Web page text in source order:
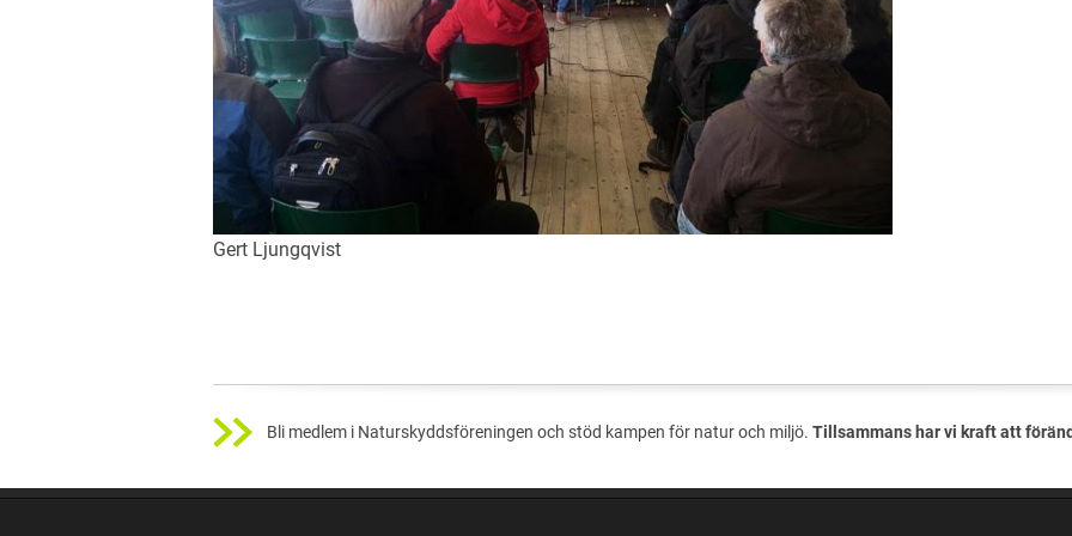
Gert Ljungqvist
Bli medlem i Naturskyddsföreningen och stöd kampen för natur och miljö. Tillsammans har vi kraft att